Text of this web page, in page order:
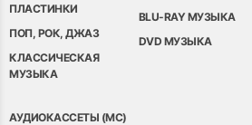
ПЛАСТИНКИ
ПОП, РОК, ДЖАЗ
КЛАССИЧЕСКАЯ
МУЗЫКА
BLU-RAY МУЗЫКА
DVD МУЗЫКА
АУДИОКАССЕТЫ (MC)